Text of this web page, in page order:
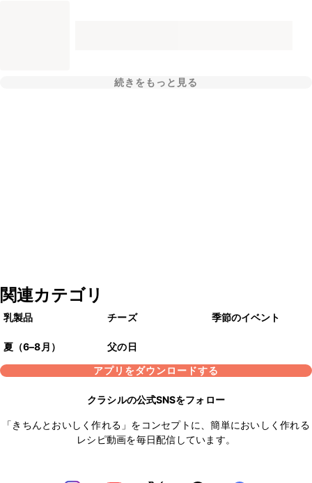
続きをもっと見る
関連カテゴリ
乳製品 チーズ 季節のイベント
夏（6–8月）
父の日
アプリをダウンロードする
クラシルの公式SNSをフォロー
「きちんとおいしく作れる」をコンセプトに、簡単においしく作れる
レシピ動画を毎日配信しています。